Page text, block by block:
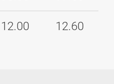
12.00 12.60